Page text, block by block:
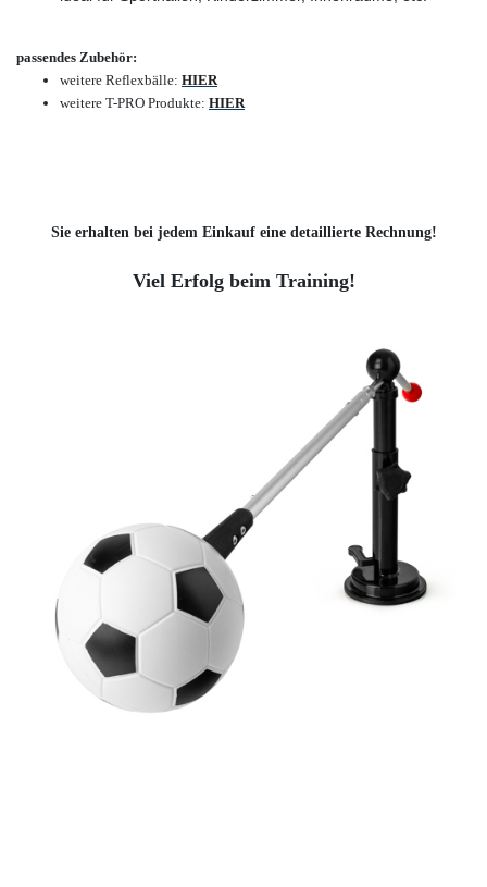
passendes Zubehör:
weitere Reflexbälle: HIER
weitere T-PRO Produkte: HIER
Sie erhalten bei jedem Einkauf eine detaillierte Rechnung!
Viel Erfolg beim Training!